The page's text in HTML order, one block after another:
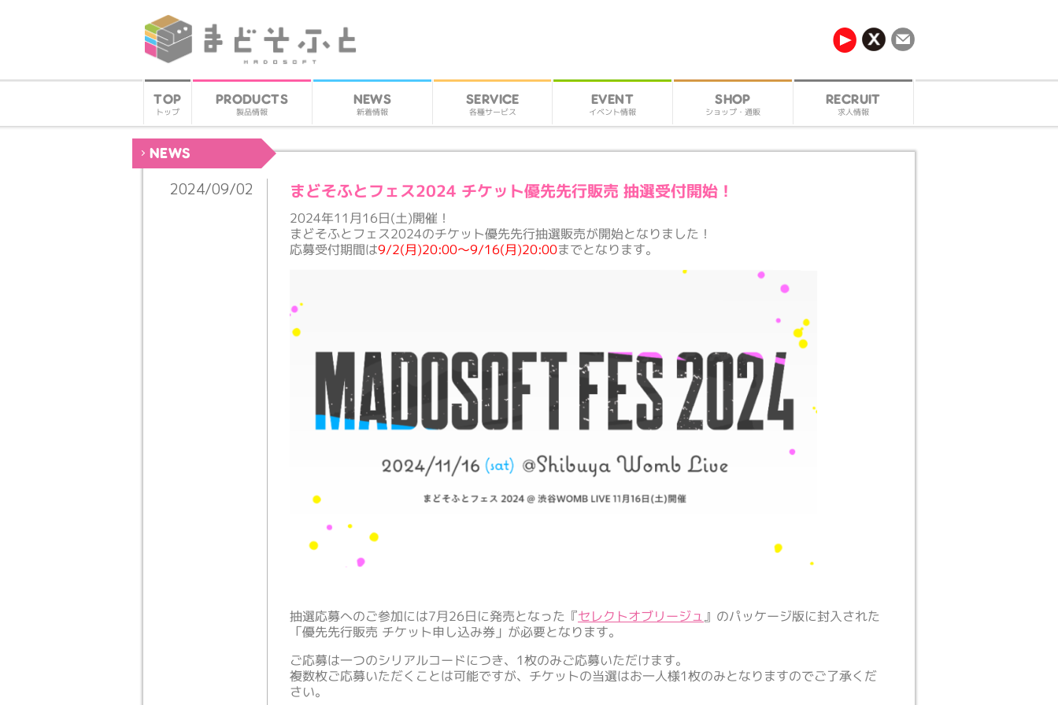
TOP
トップ
PRODUCTS
製品情報
NEWS
新着情報
SERVICE
各種サービス
EVENT
イベント情報
SHOP
ショップ・通販
RECRUIT
求人情報
NEWS
2024/09/02 まどそふとフェス2024 チケット優先先行販売 抽選受付開始！
2024年11月16日(土)開催！
まどそふとフェス2024のチケット優先先行抽選販売が開始となりました！
応募受付期間は9/2(月)20:00～9/16(月)20:00までとなります。
抽選応募へのご参加には7月26日に発売となった『セレクトオブリージュ』のパッケージ版に封入された
「優先先行販売 チケット申し込み券」が必要となります。
ご応募は一つのシリアルコードにつき、1枚のみご応募いただけます。
複数枚ご応募いただくことは可能ですが、チケットの当選はお一人様1枚のみとなりますのでご了承くだ
さい。